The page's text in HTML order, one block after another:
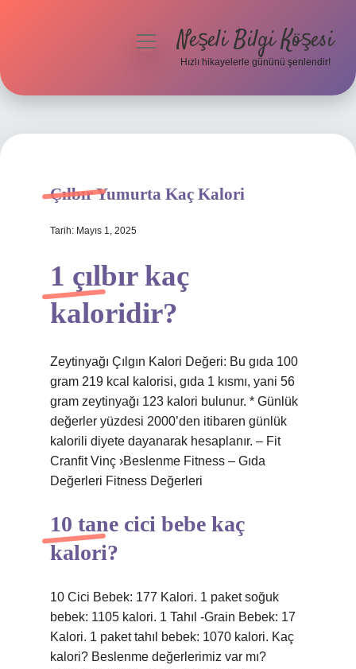
Hakkımızda
menüyüNeşeli Bilgi Köşesi
Hızlı hikayelerle gününü şenlendir!
Çılbır Yumurta Kaç Kalori
Tarih: Mayıs 1, 2025
1 çılbır kaç
kaloridir?
Zeytinyağı Çılgın Kalori Değeri: Bu gıda 100
gram 219 kcal kalorisi, gıda 1 kısmı, yani 56
gram zeytinyağı 123 kalori bulunur. * Günlük
değerler yüzdesi 2000’den itibaren günlük
kalorili diyete dayanarak hesaplanır. – Fit
Cranfit Vinç ›Beslenme Fitness – Gıda
Değerleri Fitness Değerleri
10 tane cici bebe kaç
kalori?
10 Cici Bebek: 177 Kalori. 1 paket soğuk
bebek: 1105 kalori. 1 Tahıl -Grain Bebek: 17
Kalori. 1 paket tahıl bebek: 1070 kalori. Kaç
kalori? Beslenme değerlerimiz var mı?